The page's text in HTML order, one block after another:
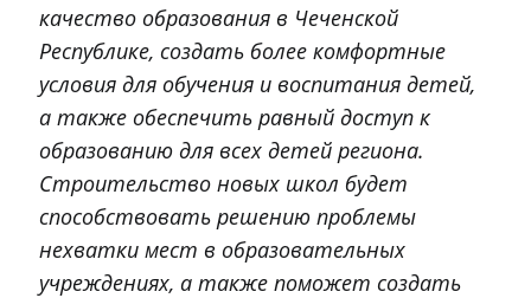
качество образования в Чеченской
Республике, создать более комфортные
условия для обучения и воспитания детей,
а также обеспечить равный доступ к
образованию для всех детей региона.
Строительство новых школ будет
способствовать решению проблемы
нехватки мест в образовательных
учреждениях, а также поможет создать